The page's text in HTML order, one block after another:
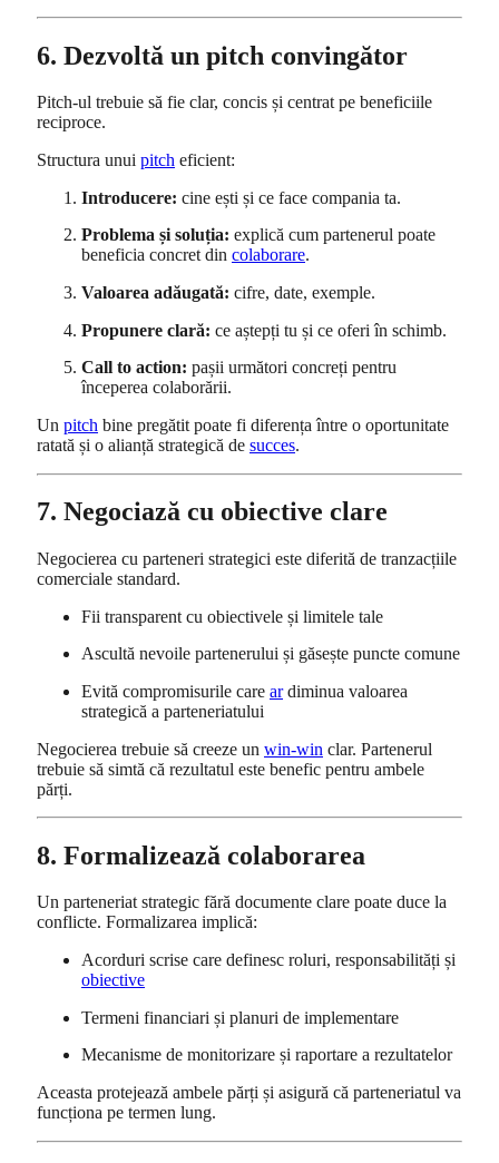
6. Dezvoltă un pitch convingător
Pitch-ul trebuie să fie clar, concis și centrat pe beneficiile
reciproce.
Structura unui pitch eficient:
Introducere: cine ești și ce face compania ta.
Problema și soluția: explică cum partenerul poate
beneficia concret din colaborare.
Valoarea adăugată: cifre, date, exemple.
Propunere clară: ce aștepți tu și ce oferi în schimb.
Call to action: pașii următori concreți pentru
începerea colaborării.
Un pitch bine pregătit poate fi diferența între o oportunitate
ratată și o alianță strategică de succes.
7. Negociază cu obiective clare
Negocierea cu parteneri strategici este diferită de tranzacțiile
comerciale standard.
Fii transparent cu obiectivele și limitele tale
Ascultă nevoile partenerului și găsește puncte comune
Evită compromisurile care ardiminua valoarea
strategică a parteneriatului
Negocierea trebuie să creeze un win-win clar. Partenerul
trebuie să simtă că rezultatul este benefic pentru ambele
părți.
8. Formalizează colaborarea
Un parteneriat strategic fără documente clare poate duce la
conflicte. Formalizarea implică:
Acorduri scrise care definesc roluri, responsabilități și
obiective
Termeni financiari și planuri de implementare
Mecanisme de monitorizare și raportare a rezultatelor
Aceasta protejează ambele părți și asigură că parteneriatul va
funcționa pe termen lung.